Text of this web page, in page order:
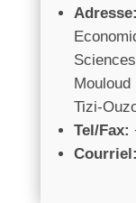
Adresse:
Mouloud
Tizi-
Tel/Fax:
Courriel: